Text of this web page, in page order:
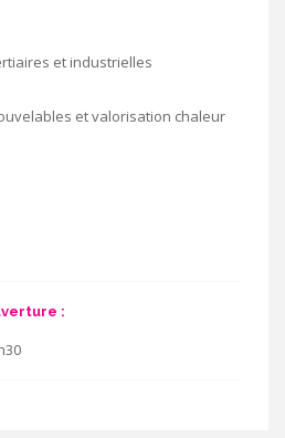
et industrielles
et valorisation chaleur
: